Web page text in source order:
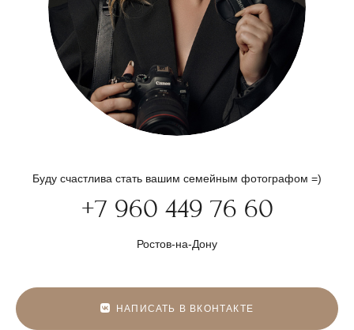
Буду счастлива стать вашим семейным фотографом =)
+7 960 449 76 60
Ростов-на-Дону
НАПИСАТЬ В ВКОНТАКТЕ